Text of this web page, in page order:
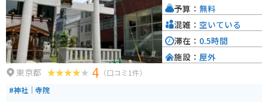
東京都 4 （口コミ1件）
#神社｜寺院
予算： 無料
混雑： 空いている
滞在： 0.5時間
施設： 屋外